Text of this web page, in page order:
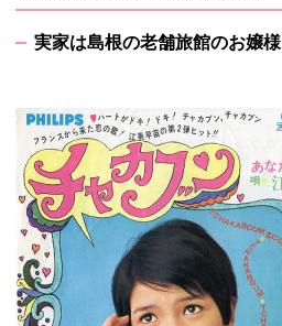
実家は島根の老舗旅館のお嬢様